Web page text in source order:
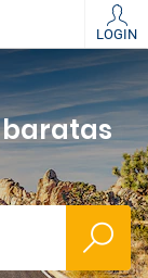
LOGIN